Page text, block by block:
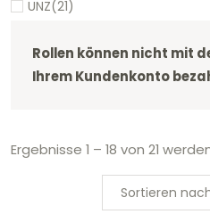
UNZ(21)
Rollen können nicht mit
Ihrem Kundenkonto
Ergebnisse 1 – 18 von 21